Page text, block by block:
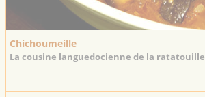
Chichoumeille
La cousine languedocienne de la ratatouille